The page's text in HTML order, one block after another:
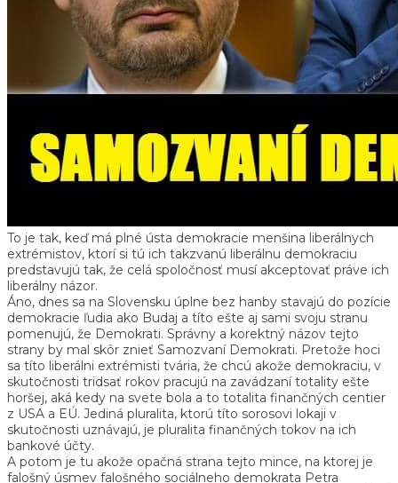
To je tak, keď má plné ústa demokracie menšina liberálnych
extrémistov, ktorí si tú ich takzvanú liberálnu demokraciu
predstavujú tak, že celá spoločnosť musí akceptovať práve ich
liberálny názor.
Áno, dnes sa na Slovensku úplne bez hanby stavajú do pozície
demokracie ľudia ako Budaj a títo ešte aj sami svoju stranu
pomenujú, že Demokrati. Správny a korektný názov tejto
strany by mal skôr znieť Samozvaní Demokrati. Pretože hoci
sa títo liberálni extrémisti tvária, že chcú akože demokraciu, v
skutočnosti tridsať rokov pracujú na zavádzaní totality ešte
horšej, aká kedy na svete bola a to totalita finančných centier
z USA a EÚ. Jediná pluralita, ktorú títo sorosovi lokaji v
skutočnosti uznávajú, je pluralita finančných tokov na ich
bankové účty.
A potom je tu akože opačná strana tejto mince, na ktorej je
falošný úsmev falošného sociálneho demokrata Petra